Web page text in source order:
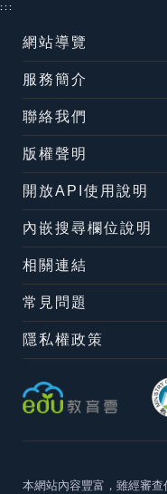
:::
網站導覽
服務簡介
聯絡我們
版權聲明
開放API使用說明
內嵌搜尋欄位說明
相關連結
常見問題
隱私權政策
本網站內容豐富，雖經審查